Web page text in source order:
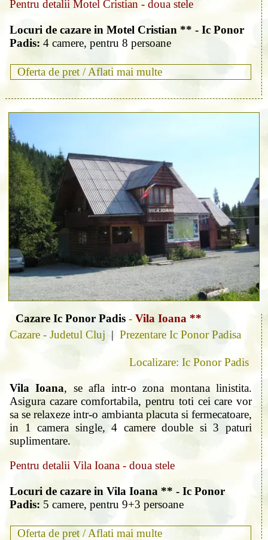
Pentru detalii Motel Cristian - doua stele
Locuri de cazare in Motel Cristian ** - Ic Ponor
Padis: 4 camere, pentru 8 persoane
Oferta de pret / Aflati mai multe
Cazare Ic Ponor Padis - Vila Ioana **
Cazare - Judetul Cluj | Prezentare Ic Ponor Padisa
Localizare: Ic Ponor Padis
Vila Ioana, se afla intr-o zona montana linistita.
Asigura cazare comfortabila, pentru toti cei care vor
sa se relaxeze intr-o ambianta placuta si fermecatoare,
in 1 camera single, 4 camere double si 3 paturi
suplimentare.
Pentru detalii Vila Ioana - doua stele
Locuri de cazare in Vila Ioana ** - Ic Ponor
Padis: 5 camere, pentru 9+3 persoane
Oferta de pret / Aflati mai multe